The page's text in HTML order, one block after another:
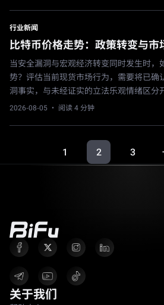
行业新闻
比特币价格走势：政策转变与市
当安全漏洞与宏观经济转变同时发生时，
势？评估当前现货市场行为，需要将已确
洞事实，与未经证实的立法乐观情绪区分
2026-08-05 · 阅读 4 分钟
1 2 3
关于我们